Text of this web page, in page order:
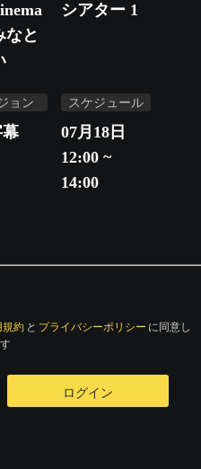
なと
シアター 1
ョン
幕
スケジュール
07月18日
12:00 ~
14:00
規約 と プライバシーポリシー に同意し
ログイン